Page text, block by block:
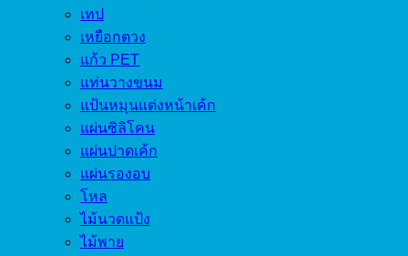
เทป
เหยือกตวง
แก้ว PET
แท่นวางขนม
แป้นหมุนแต่งหน้าเค้ก
แผ่นซิลิโคน
แผ่นปาดเค้ก
แผ่นรองอบ
โหล
ไม้นวดแป้ง
ไม้พาย